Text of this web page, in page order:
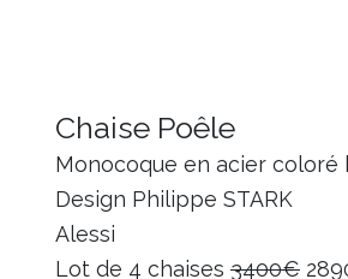
Chaise Poêle
Monocoque en acier coloré
Design Philippe STARK
Alessi
Lot de 4 chaises 3400€